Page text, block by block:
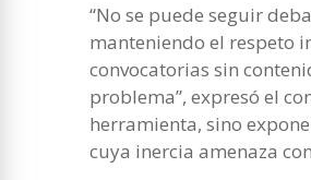
“No se puede seguir
manteniendo el respeto
convocatorias sin
problema”, expresó el
herramienta, sino
cuya inercia amenaza